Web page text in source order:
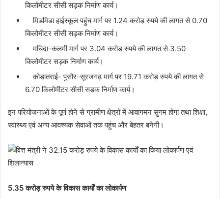
किलोमीटर सीसी सड़क निर्माण कार्य।
मिडमिडा हाईस्कूल पहुंच मार्ग पर 1.24 करोड़ रुपये की लागत से 0.70
किलोमीटर सीसी सड़क निर्माण कार्य।
मचिदा-कलमी मार्ग पर 3.04 करोड़ रुपये की लागत से 3.50
किलोमीटर सड़क निर्माण कार्य।
कोड़ातराई- पुसौर-सूरजगढ़ मार्ग पर 19.71 करोड़ रुपये की लागत से
6.70 किलोमीटर सीसी सड़क निर्माण कार्य।
इन परियोजनाओं के पूर्ण होने से ग्रामीण क्षेत्रों में आवागमन सुगम होगा तथा शिक्षा,
स्वास्थ्य एवं अन्य आवश्यक सेवाओं तक पहुंच और बेहतर बनेगी।
5.35 करोड़ रुपये के विकास कार्यों का लोकार्पण